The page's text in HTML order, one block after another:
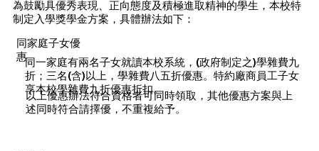
​為鼓勵具優秀表現、正向態度及積極進取精神的學生，本校特
制定入學獎學金方案，具體辦法如下：
同家庭子女優
惠​同一家庭有兩名子女就讀本校系統，(政府制定之)學雜費九
折；三名(含)以上，學雜費八五折優惠。特約廠商員工子女
享本校學雜費九折優惠折扣。
以上優惠辦法符合資格者可同時領取，其他優惠方案與上
述同時符合請擇優，不重複給予。